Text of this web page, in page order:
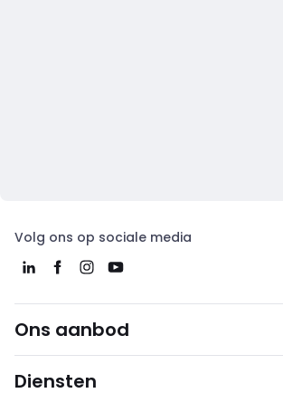
Volg ons op sociale media
Ons aanbod
Diensten